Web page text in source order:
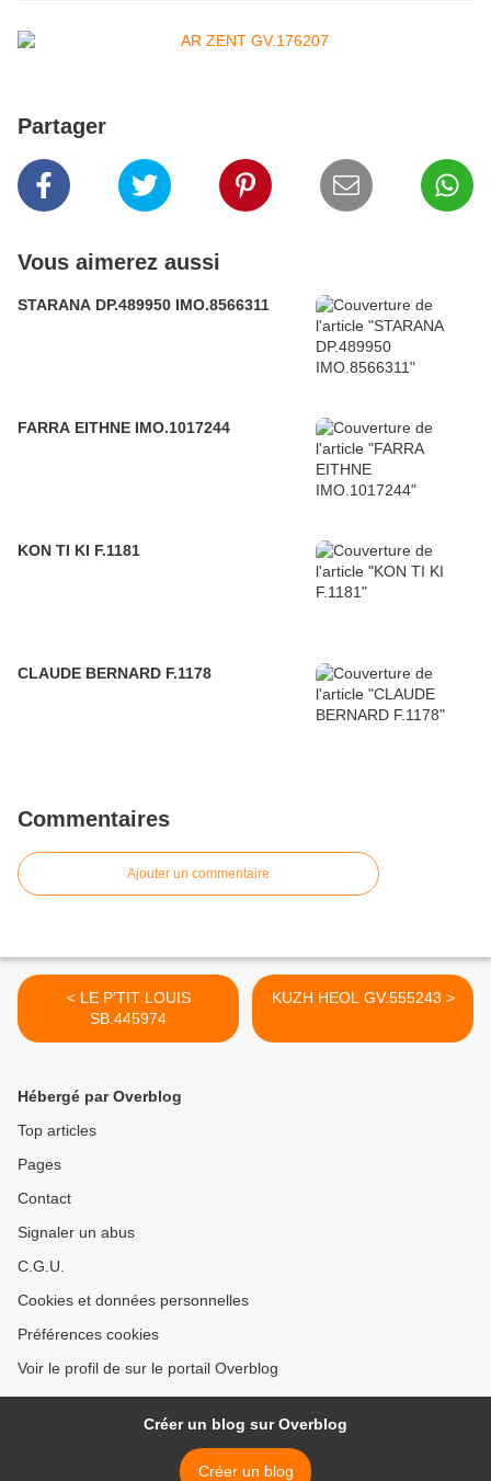
Partager
Vous aimerez aussi
STARANA DP.489950 IMO.8566311
FARRA EITHNE IMO.1017244
KON TI KI F.1181
CLAUDE BERNARD F.1178
Commentaires
Ajouter un commentaire
< LE P'TIT LOUIS
SB.445974
KUZH HEOL GV.555243 >
Hébergé par Overblog
Top articles
Pages
Contact
Signaler un abus
C.G.U.
Cookies et données personnelles
Préférences cookies
Voir le profil de sur le portail Overblog
Créer un blog sur Overblog
Créer un blog